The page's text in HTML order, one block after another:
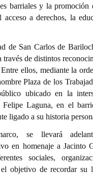
de Presidencia
Distinciones
- Registro
Públicas - Registro
barriales y la promoción
acceso a derechos, la
de San Carlos de
través de distintos
ellos, mediante la
Plaza de los
ubicado en la
Felipe Laguna, en el
ligado a su historia
se llevará
en homenaje a Jacinto
sociales,
objetivo de recordar su